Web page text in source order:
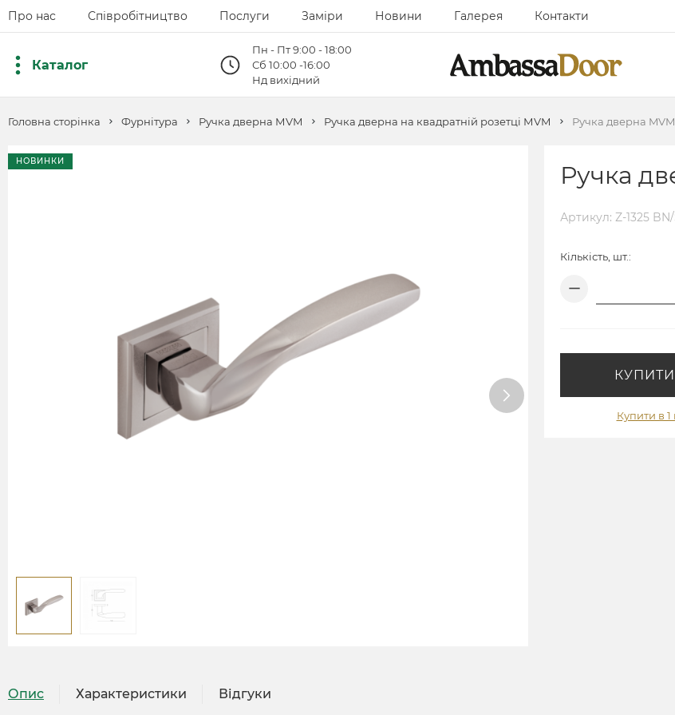
Про нас Співробітництво Послуги Заміри Новини Галерея Контакти
Каталог
Пн - Пт 9:00 - 18:00
Сб 10:00 -16:00
Нд вихідний
Головна сторінка Фурнітура Ручка дверна МVМ Ручка дверна на квадратній розетці МVМ Ручка дверна MVM
НОВИНКИ Ручка
Артикул: Z-1325
Кількість, шт.:
КУПИТИ
Купити в 1
Опис Характеристики Відгуки